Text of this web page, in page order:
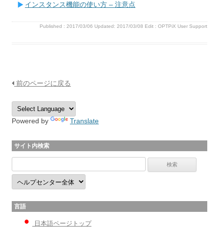
インスタンス機能の使い方 – 注意点
Published : 2017/03/06 Updated: 2017/03/08 Edit : OPTPiX User Support
前のページに戻る
Powered by Translate
サイト内検索
言語
日本語ページトップ